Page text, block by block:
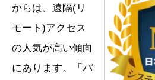
からは、遠隔(リ
モート)アクセス
の人気が高い傾向
にあります。「パ